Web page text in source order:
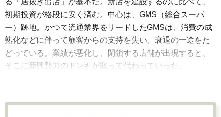
初期投資が格段に安く済む。中心は、GMS（総合スーパ
ー）跡地。かつて流通業界をリードしたGMSは、消費の成
熟化などに伴って顧客からの支持を失い、衰退の一途をた
どっている。業績が悪化し、閉鎖する店舗が出現すると、
そこに新興勢力のドンキが取って代わっていった。